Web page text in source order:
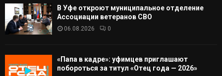
В Уфе откроют муниципальное отделение
Ассоциации ветеранов СВО
06.08.2026 0
«Папа в кадре»: уфимцев приглашают
побороться за титул «Отец года — 2026»